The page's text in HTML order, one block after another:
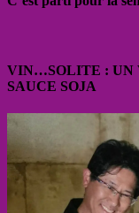
VIN…SOLITE : UN
SAUCE SOJA